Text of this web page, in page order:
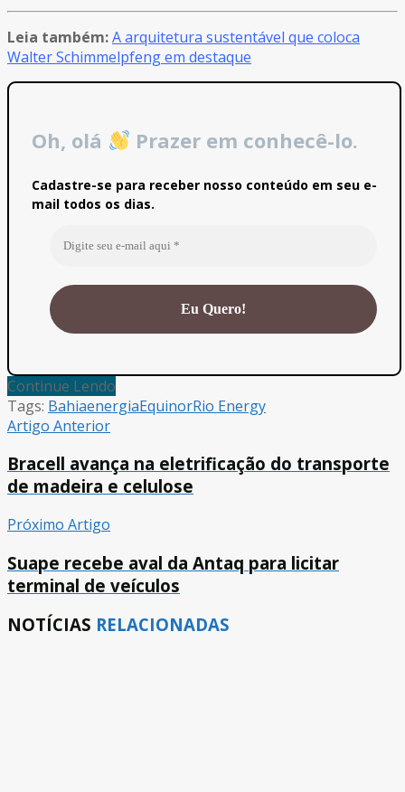
Leia também:A arquitetura sustentável que coloca
Walter Schimmelpfeng em destaque
Oh, olá Prazer em conhecê-lo.
Cadastre-se para receber nosso conteúdo em seu e-
mail todos os dias.
Continue Lendo
Tags: BahiaenergiaEquinorRio Energy
Artigo Anterior
Bracell avança na eletrificação do transporte
de madeira e celulose
Próximo Artigo
Suape recebe aval da Antaq para licitar
terminal de veículos
NOTÍCIAS RELACIONADAS